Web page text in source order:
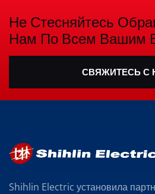
Не Стесняйтесь
Нам По Всем Вашим
СВЯЖИТЕСЬ С
Shihlin Electric установила